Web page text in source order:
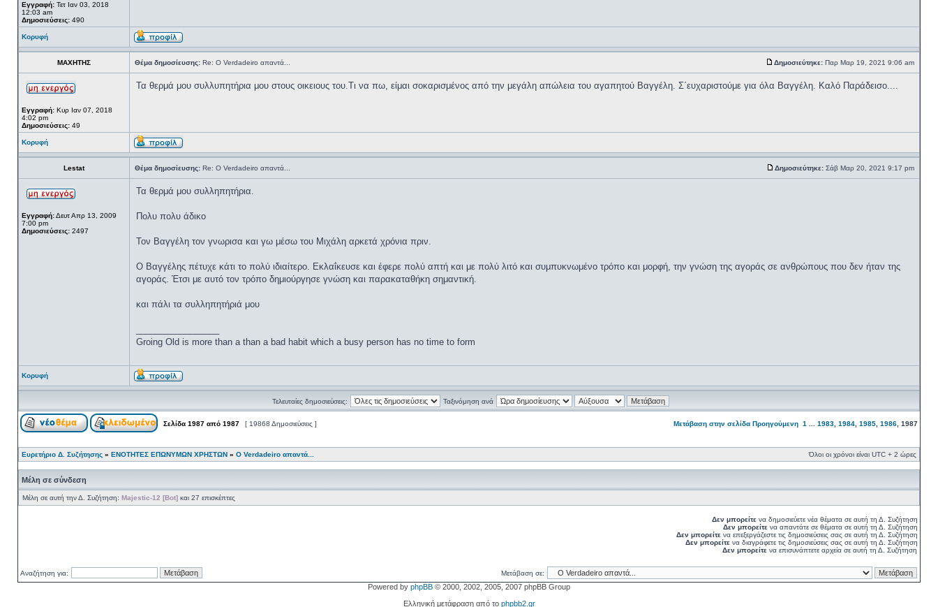
Εγγραφή: Τετ Ιαν 03, 2018
12:03 am
Δημοσιεύσεις: 490
Κορυφή
ΜΑΧΗΤΗΣ Θέμα δημοσίευσης: Re: Ο Verdadeiro απαντά... Δημοσιεύτηκε: Παρ Μαρ 19, 2021 9:06 am
Εγγραφή: Κυρ Ιαν 07, 2018
4:02 pm
Δημοσιεύσεις: 49
Τα θερμά μου συλλυπητήρια μου στους οικειους του.Τι να πω, είμαι σοκαρισμένος από την μεγάλη απώλεια του αγαπητού Βαγγέλη. Σ΄ευχαριστούμε για όλα Βαγγέλη. Καλό Παράδεισο....
Κορυφή
Lestat Θέμα δημοσίευσης: Re: Ο Verdadeiro απαντά... Δημοσιεύτηκε: Σάβ Μαρ 20, 2021 9:17 pm
Εγγραφή:Δευτ Απρ 13, 2009
7:00 pm
Δημοσιεύσεις: 2497
Τα θερμά μου συλληπητήρια.
Πολυ πολυ άδικο
Τον Βαγγέλη τον γνωρισα και γω μέσω του Μιχάλη αρκετά χρόνια πριν.
Ο Βαγγέλης πέτυχε κάτι το πολύ ιδιαίτερο. Εκλαΐκευσε και έφερε πολύ απτή και με πολύ λιτό και συμπυκνωμένο τρόπο και μορφή, την γνώση της αγοράς σε ανθρώπους που δεν ήταν της
αγοράς. Έτσι με αυτό τον τρόπο δημιούργησε γνώση και παρακαταθήκη σημαντική.
και πάλι τα συλληπητήριά μου
Groing Old is more than a than a bad habit which a busy person has no time to form
Κορυφή
Τελευταίες δημοσιεύσεις: Ταξινόμηση ανά
Σελίδα 1987 από 1987 [ 19868 Δημοσιεύσεις ] Μετάβαση στην σελίδα Προηγούμενη 1 1983 1984 1985 1986 1987
Ευρετήριο Δ. Συζήτησης » ΕΝΟΤΗΤΕΣ ΕΠΩΝΥΜΩΝ ΧΡΗΣΤΩΝ » Ο Verdadeiro απαντά... Όλοι οι χρόνοι είναι UTC + 2 ώρες
Μέλη σε σύνδεση
Μέλη σε αυτή την Δ. Συζήτηση: Majestic-12 [Bot] και 27 επισκέπτες
Δεν μπορείτε να δημοσιεύετε νέα θέματα σε αυτή τη Δ. Συζήτηση
Δεν μπορείτε να απαντάτε σε θέματα σε αυτή τη Δ. Συζήτηση
Δεν μπορείτε να επεξεργάζεστε τις δημοσιεύσεις σας σε αυτή τη Δ. Συζήτηση
Δεν μπορείτε να διαγράφετε τις δημοσιεύσεις σας σε αυτή τη Δ. Συζήτηση
Δεν μπορείτε να επισυνάπτετε αρχεία σε αυτή τη Δ. Συζήτηση
Αναζήτηση για: Μετάβαση σε:
Powered by phpBB © 2000, 2002, 2005, 2007 phpBB Group
Ελληνική μετάφραση από το phpbb2.gr